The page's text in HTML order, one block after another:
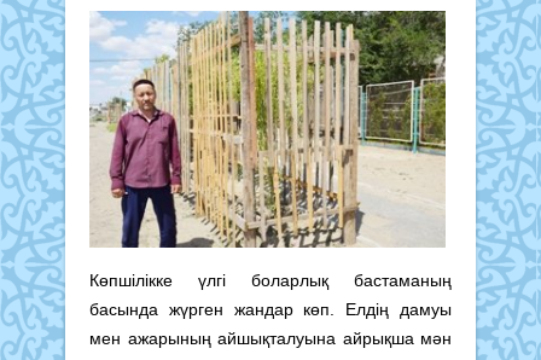
Көпшілікке үлгі боларлық бастаманың
басында жүрген жандар көп. Елдің дамуы
мен ажарының айшықталуына айрықша мән